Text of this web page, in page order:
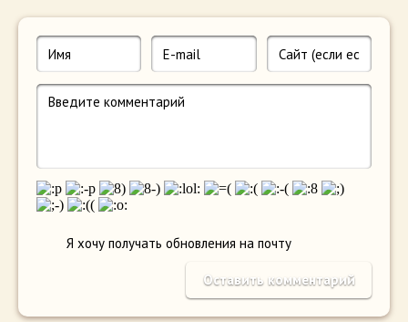
Я хочу получать обновления на почту